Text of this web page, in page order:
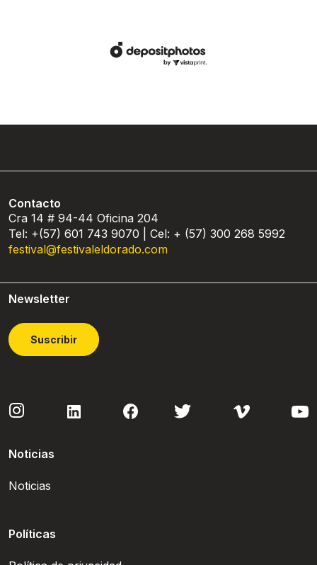
Contacto
Cra 14 # 94-44 Oficina 204
Tel: +(57) 601 743 9070 | Cel: + (57) 300 268 5992
festival@festivaleldorado.com
Newsletter
Suscribir
Noticias
Noticias
Políticas